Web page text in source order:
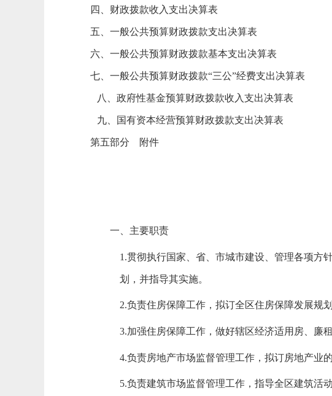
四、财政拨款收入支出决算表
五、一般公共预算财政拨款支出决算表
六、一般公共预算财政拨款基本支出决算表
七、一般公共预算财政拨款“三公”经费支出决算表
八、政府性基金预算财政拨款收入支出决算表
九、国有资本经营预算财政拨款支出决算表
第五部分 附件
一、 主要职责
1.贯彻执行国家、省、市城市建设、管理各项方
划，并指导其实施。
2.负责住房保障工作，拟订全区住房保障发展规
3.加强住房保障工作，做好辖区经济适用房、廉
4.负责房地产市场监督管理工作，拟订房地产业
5.负责建筑市场监督管理工作，指导全区建筑活